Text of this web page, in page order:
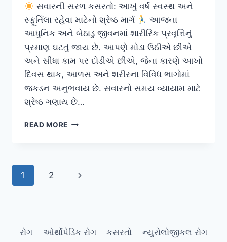
સવારની સરળ કસરતો: આખું વર્ષ સ્વસ્થ અને
સ્ફૂર્તિલા રહેવા માટેનો શ્રેષ્ઠ માર્ગ
આજના
આધુનિક અને બેઠાડુ જીવનમાં શારીરિક પ્રવૃત્તિનું
પ્રમાણ ઘટતું જાય છે. આપણે મોડા ઉઠીએ છીએ
અને સીધા કામ પર દોડીએ છીએ, જેના કારણે આખો
દિવસ થાક, આળસ અને શરીરના વિવિધ ભાગોમાં
જકડન અનુભવાય છે. સવારનો સમય વ્યાયામ માટે
શ્રેષ્ઠ ગણાય છે…
READ MORE સવારની
Page
1 2
Next
રોગ ઓર્થોપેડિક રોગ કસરતો ન્યુરોલોજીકલ રોગ